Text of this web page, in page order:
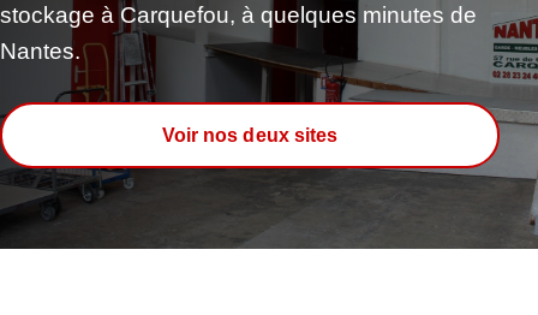
stockage à Carquefou, à quelques minutes de
Nantes.
Voir nos deux sites